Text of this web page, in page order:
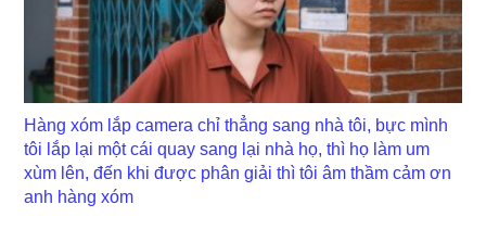
Hàng xóm lắp camera chỉ thẳng sang nhà tôi, bực mình
tôi lắp lại một cái quay sang lại nhà họ, thì họ làm um
xùm lên, đến khi được phân giải thì tôi âm thầm cảm ơn
anh hàng xóm